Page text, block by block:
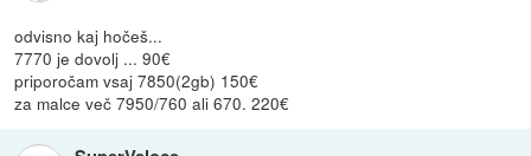
odvisno kaj hočeš...
7770 je dovolj ... 90€
priporočam vsaj 7850(2gb) 150€
za malce več 7950/760 ali 670. 220€